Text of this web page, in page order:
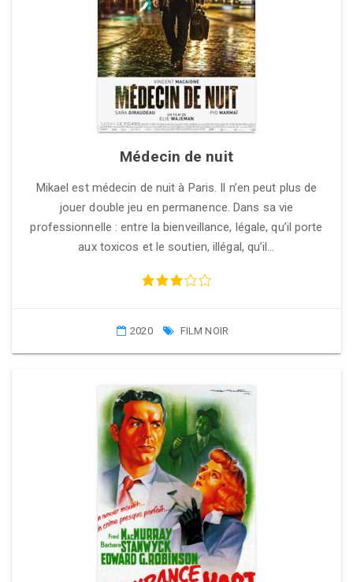
Médecin de nuit
Mikael est médecin de nuit à Paris. Il n’en peut plus de
jouer double jeu en permanence. Dans sa vie
professionnelle : entre la bienveillance, légale, qu’il porte
aux toxicos et le soutien, illégal, qu’il…
2020 FILM NOIR